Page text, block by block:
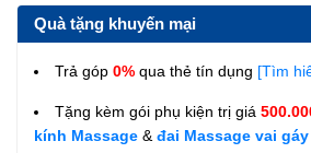
Quà tặng khuyến mại
Trả góp 0% qua thẻ tín dụng [Tìm
Tặng kèm gói phụ kiện trị giá
kính Massage & đai Massage vai gáy